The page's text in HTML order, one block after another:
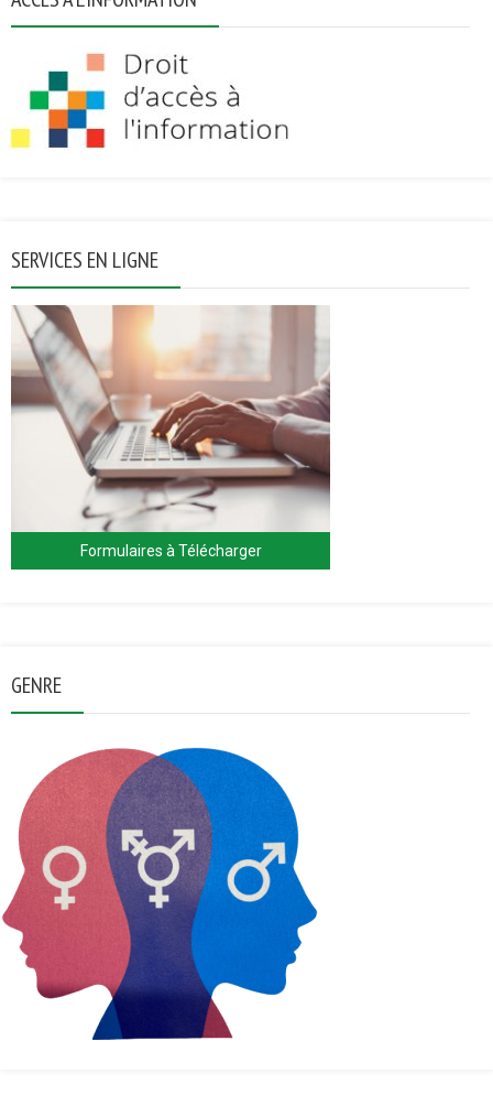
SERVICES EN LIGNE
Formulaires à Télécharger
GENRE